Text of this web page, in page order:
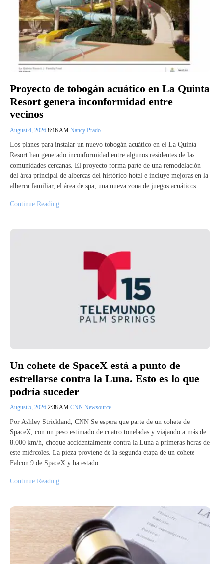
Proyecto de tobogán acuático en La Quinta
Resort genera inconformidad entre
vecinos
August 4, 2026 8:16 AM Nancy Prado
Los planes para instalar un nuevo tobogán acuático en el La Quinta
Resort han generado inconformidad entre algunos residentes de las
comunidades cercanas. El proyecto forma parte de una remodelación
del área principal de albercas del histórico hotel e incluye mejoras en la
alberca familiar, el área de spa, una nueva zona de juegos acuáticos
Continue Reading
Un cohete de SpaceX está a punto de
estrellarse contra la Luna. Esto es lo que
podría suceder
August 5, 2026 2:38 AM CNN Newsource
Por Ashley Strickland, CNN Se espera que parte de un cohete de
SpaceX, con un peso estimado de cuatro toneladas y viajando a más de
8.000 km/h, choque accidentalmente contra la Luna a primeras horas de
este miércoles. La pieza proviene de la segunda etapa de un cohete
Falcon 9 de SpaceX y ha estado
Continue Reading